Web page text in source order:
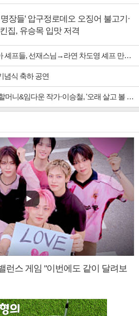
장들' 압구정로데오 오징어 불고기·
집, 유승목 입맛 저격
프들, 선재스님→라연 차도영 셰프 만난다
념식 축하 공연
&임다운 작가·이승철, '오래 살고 볼 일' 특집 출격
런스 게임 "이번에도 같이 달려보